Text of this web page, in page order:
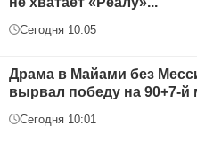
Сегодня 10:05
Драма в Майами без
вырвал победу на 90+7-й
Сегодня 10:01